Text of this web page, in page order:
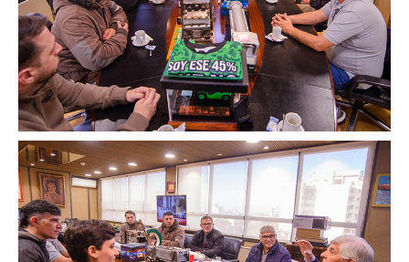
Secretaría de la Juventud
Secretaría de la Vivienda
Secretaría de Deportes
Secretaría de Igualdad de Género
Secretaría de Comunicación
Secretaría de Jubilaciones
Secretaría de Planificación e Inversiones